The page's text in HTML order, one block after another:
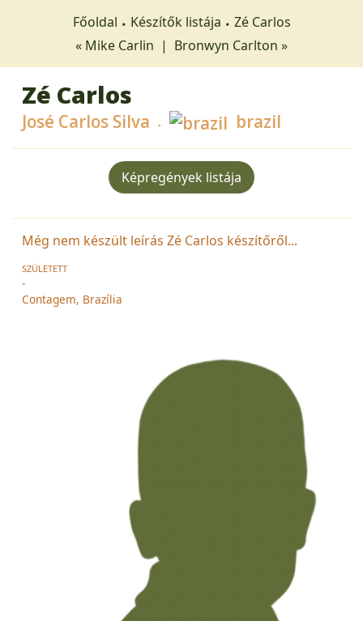
Főoldal Készítők listája
Zé Carlos
« Mike Carlin | Bronwyn Carlton »
Zé Carlos
José Carlos Silva brazil
Képregények listája
Még nem készült leírás Zé Carlos készítőről...
SZÜLETETT
-
Contagem, Brazília